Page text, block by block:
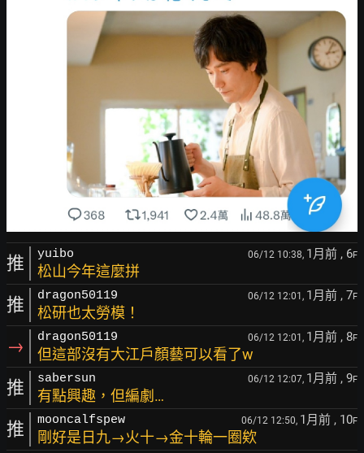
推 yuibo 06/12 10:38, 1月前 , 6F
松山今年這麼拼
推 dragon50119 06/12 12:01, 1月前 , 7F
松研也太勞模！
→ dragon50119 06/12 12:01, 1月前 , 8F
但這部沒有大江戶顏藝可以看了w
推 sabersun 06/12 12:07, 1月前 , 9F
有點興趣，但編劇…
推 mooncalfspew 06/12 12:50, 1月前 , 10F
剛好是日九→火十→金十輪一圈欸